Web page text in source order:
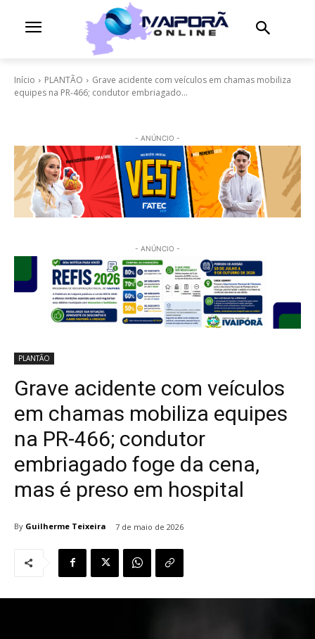
Início PLANTÃO
Grave acidente com veículos em chamas mobiliza
equipes na PR-466; condutor embriagado...
- ANÚNCIO -
- ANÚNCIO -
PLANTÃO
Grave acidente com veículos
em chamas mobiliza equipes
na PR-466; condutor
embriagado foge da cena,
mas é preso em hospital
By Guilherme Teixeira 7 de maio de 2026